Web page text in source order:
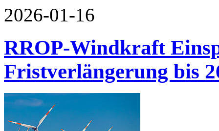
2026-01-16
RROP-Windkraft
Fristverlängerung bis